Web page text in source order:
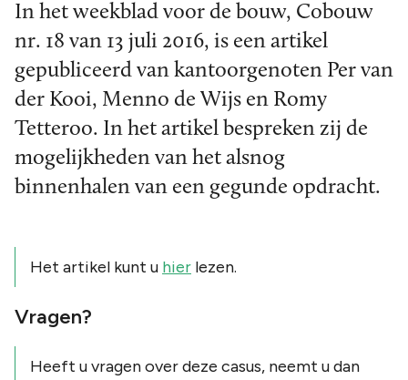
In het weekblad voor de bouw, Cobouw
nr. 18 van 13 juli 2016, is een artikel
gepubliceerd van kantoorgenoten Per van
der Kooi, Menno de Wijs en Romy
Tetteroo. In het artikel bespreken zij de
mogelijkheden van het alsnog
binnenhalen van een gegunde opdracht.
Het artikel kunt u hier lezen.
Vragen?
Heeft u vragen over deze casus, neemt u dan